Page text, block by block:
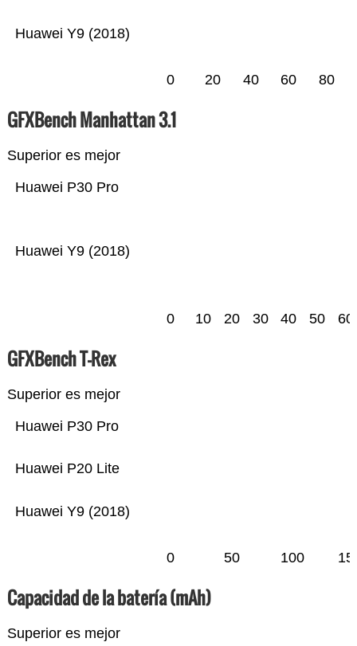
Huawei Y9 (2018)
0 20 40 60 80
GFXBench Manhattan 3.1
Superior es mejor
Huawei Y9 (2018)
Huawei P30 Pro
0 10 20 30 40 50 60
GFXBench T-Rex
Superior es mejor
Huawei Y9 (2018)
Huawei P20 Lite
Huawei P30 Pro
0 50 100
Capacidad de la batería (mAh)
Superior es mejor